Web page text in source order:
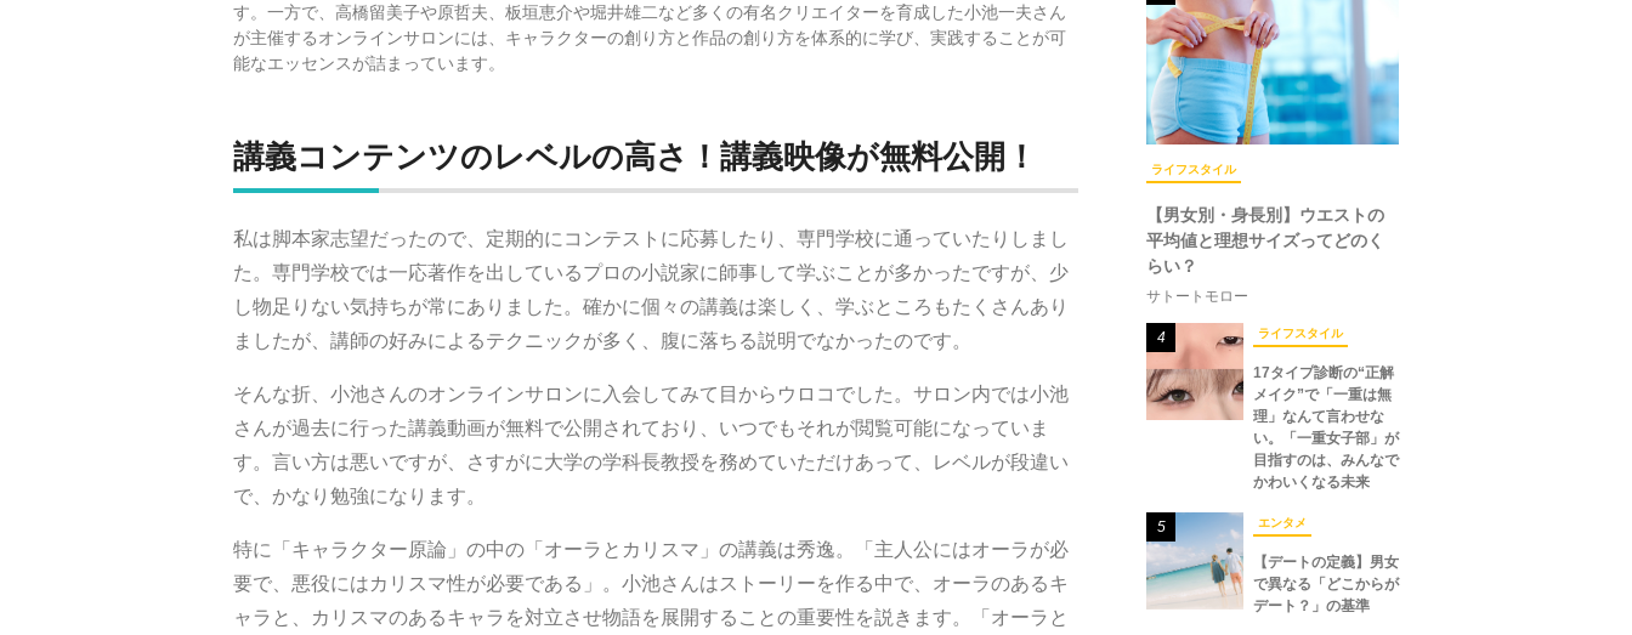
す。一方で、高橋留美子や原哲夫、板垣恵介や堀井雄二など多くの有名クリエイターを育成した小池一夫さん
が主催するオンラインサロンには、キャラクターの創り方と作品の創り方を体系的に学び、実践することが可
能なエッセンスが詰まっています。
講義コンテンツのレベルの高さ！講義映像が無料公開！
私は脚本家志望だったので、定期的にコンテストに応募したり、専門学校に通っていたりしまし
た。専門学校では一応著作を出しているプロの小説家に師事して学ぶことが多かったですが、少
し物足りない気持ちが常にありました。確かに個々の講義は楽しく、学ぶところもたくさんあり
ましたが、講師の好みによるテクニックが多く、腹に落ちる説明でなかったのです。
そんな折、小池さんのオンラインサロンに入会してみて目からウロコでした。サロン内では小池
さんが過去に行った講義動画が無料で公開されており、いつでもそれが閲覧可能になっていま
す。言い方は悪いですが、さすがに大学の学科長教授を務めていただけあって、レベルが段違い
で、かなり勉強になります。
特に「キャラクター原論」の中の「オーラとカリスマ」の講義は秀逸。「主人公にはオーラが必
要で、悪役にはカリスマ性が必要である」。小池さんはストーリーを作る中で、オーラのあるキ
ャラと、カリスマのあるキャラを対立させ物語を展開することの重要性を説きます。「オーラと
ライフスタイル
【男女別・身長別】ウエストの
平均値と理想サイズってどのく
らい？
サトートモロー
4 ライフスタイル
17タイプ診断の“正解
メイク”で「一重は無
理」なんて言わせな
い。「一重女子部」が
目指すのは、みんなで
かわいくなる未来
5 エンタメ
【デートの定義】男女
で異なる「どこからが
デート？」の基準